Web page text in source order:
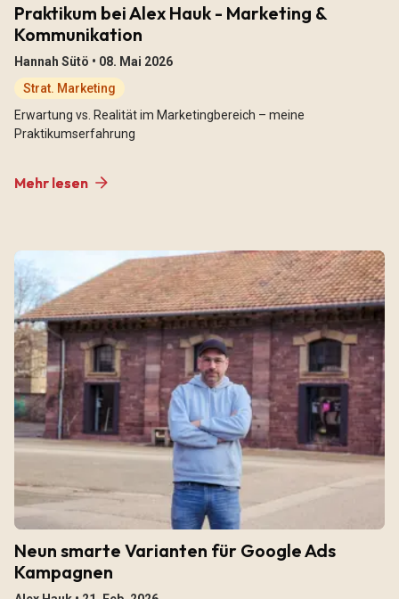
Praktikum bei Alex Hauk - Marketing &
Kommunikation
Hannah Sütö • 08. Mai 2026
Strat. Marketing
Erwartung vs. Realität im Marketingbereich – meine
Praktikumserfahrung
Mehr lesen
Neun smarte Varianten für Google Ads
Kampagnen